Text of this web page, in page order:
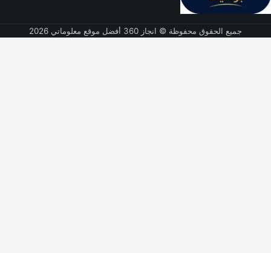
جميع الحقوق محفوظة © انجاز 360 أفضل موقع معلوماتي 2026